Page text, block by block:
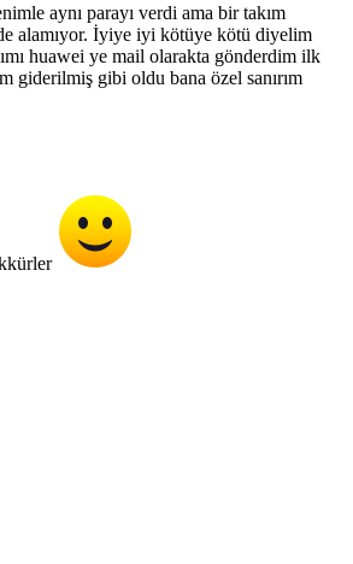
aynı parayı verdi ama bir takım
alamıyor. İyiye iyi kötüye kötü diyelim
huawei ye mail olarakta gönderdim ilk
giderilmiş gibi oldu bana özel sanırım